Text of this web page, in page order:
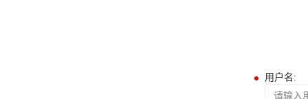
用户名: